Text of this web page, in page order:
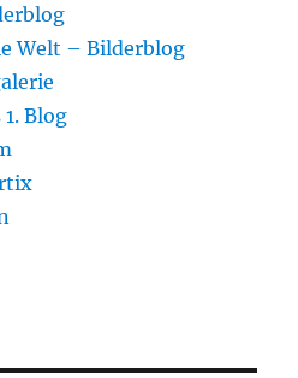
Welt – Bilderblog
Blog